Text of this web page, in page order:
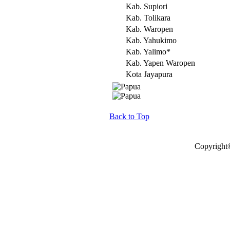
Kab. Supiori
Kab. Tolikara
Kab. Waropen
Kab. Yahukimo
Kab. Yalimo*
Kab. Yapen Waropen
Kota Jayapura
Back to Top